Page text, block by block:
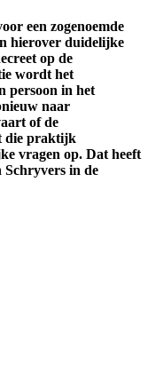
een zogenoemde
hierover duidelijke
op de
wordt het
persoon in het
naar
of de
die praktijk
vragen op. Dat heeft
Schryvers in de